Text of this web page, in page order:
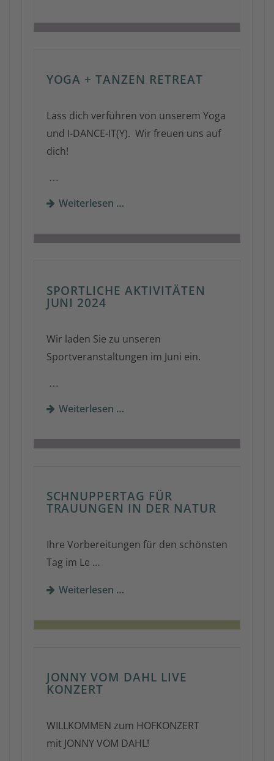
YOGA + TANZEN RETREAT
Lass dich verführen von unserem Yoga
und I-DANCE-IT(Y). Wir freuen uns auf
dich!
…
Weiterlesen …
SPORTLICHE AKTIVITÄTEN
JUNI 2024
Wir laden Sie zu unseren
Sportveranstaltungen im Juni ein.
…
Weiterlesen …
SCHNUPPERTAG FÜR
TRAUUNGEN IN DER NATUR
Ihre Vorbereitungen für den schönsten
Tag im Le …
Weiterlesen …
JONNY VOM DAHL LIVE
KONZERT
WILLKOMMEN zum HOFKONZERT
mit JONNY VOM DAHL!